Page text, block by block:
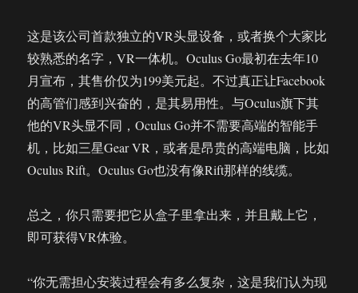
这是该公司首款独立的VR头显设备，或者换个大家比
较熟悉的名字，VR一体机。Oculus Go最初在去年10
月宣布，其售价仅为199美元起。不过真正让Facebook
的高管们感到兴奋的，是其易用性。与Oculus旗下其
他的VR头显不同，Oculus Go并不需要高端的智能手
机，比如三星Gear VR，或者是昂贵的高端电脑，比如
Oculus Rift。Oculus Go也没有像Rift那样的线缆。
总之，你只需要把它从盒子里拿出来，并且戴上它，
即可获得VR体验。
“你无需担心安装过程会有多么复杂，这是我们认为现